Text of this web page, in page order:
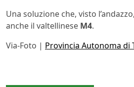
Una soluzione che, visto
anche il valtellinese M4.
Via-Foto | Provincia Autonoma di